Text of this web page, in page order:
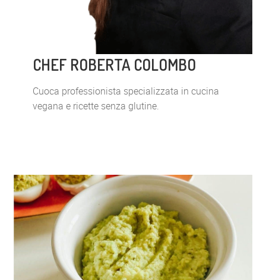
CHEF ROBERTA COLOMBO
Cuoca professionista specializzata in cucina
vegana e ricette senza glutine.